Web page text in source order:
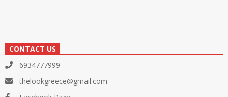
CONTACT US
6934777999
thelookgreece@gmail.com